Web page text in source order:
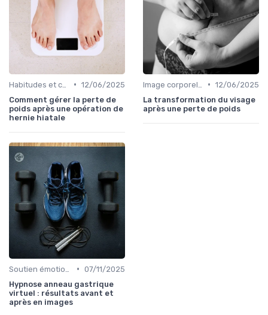
• 12/06/2025
Comment gérer la perte de
poids après une opération de
hernie hiatale
• 12/06/2025
La transformation du visage
après une perte de poids
• 07/11/2025
Hypnose anneau gastrique
virtuel : résultats avant et
après en images